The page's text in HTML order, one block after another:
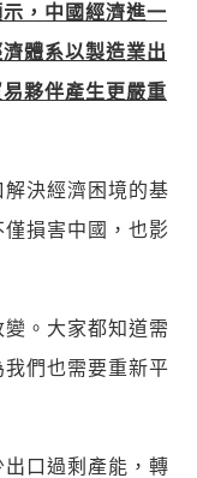
，中國經濟進一
體系以製造業出
夥伴產生更嚴重
決經濟困境的基
損害中國，也影
。大家都知道需
們也需要重新平
口過剩產能，轉